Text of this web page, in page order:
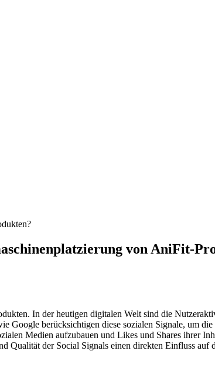
von AniFit-
In der heutigen digitalen Welt sind die
berücksichtigen diese sozialen Signale, um
Medien aufzubauen und Likes und Shares ihrer
Qualität der Social Signals einen direkten Einfluss auf